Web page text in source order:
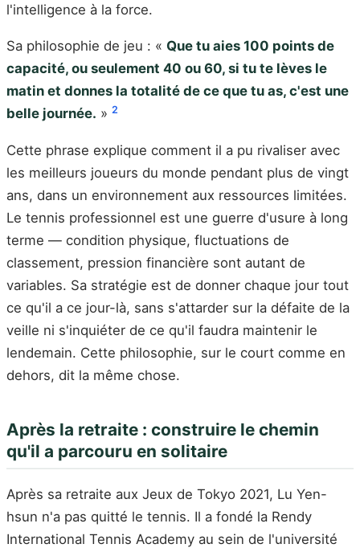
l'intelligence à la force.
Sa philosophie de jeu : « Que tu aies 100 points de
capacité, ou seulement 40 ou 60, si tu te lèves le
matin et donnes la totalité de ce que tu as, c'est une
belle journée. » 2
Cette phrase explique comment il a pu rivaliser avec
les meilleurs joueurs du monde pendant plus de vingt
ans, dans un environnement aux ressources limitées.
Le tennis professionnel est une guerre d'usure à long
terme — condition physique, fluctuations de
classement, pression financière sont autant de
variables. Sa stratégie est de donner chaque jour tout
ce qu'il a ce jour-là, sans s'attarder sur la défaite de la
veille ni s'inquiéter de ce qu'il faudra maintenir le
lendemain. Cette philosophie, sur le court comme en
dehors, dit la même chose.
Après la retraite : construire le chemin
qu'il a parcouru en solitaire
Après sa retraite aux Jeux de Tokyo 2021, Lu Yen-
hsun n'a pas quitté le tennis. Il a fondé la Rendy
International Tennis Academy au sein de l'université